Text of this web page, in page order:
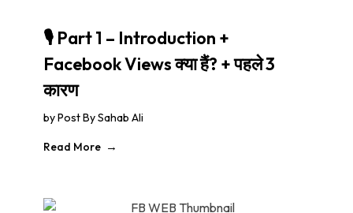
🎙️ Part 1 – Introduction +
Facebook Views क्या हैं? + पहले 3
कारण
byPost By Sahab Ali
Read More